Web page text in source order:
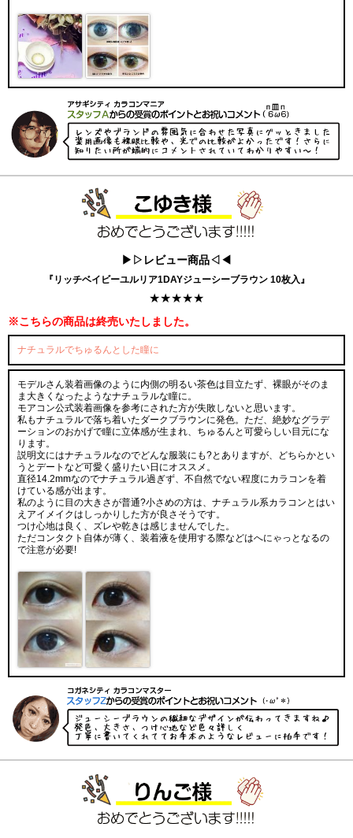
▶▷レビュー商品◁◀
『リッチベイビーユルリア1DAYジューシーブラウン 10枚入』
★★★★★
※こちらの商品は終売いたしました。
ナチュラルでちゅるんとした瞳に
モデルさん装着画像のように内側の明るい茶色は目立たず、裸眼がそのま
ま大きくなったようなナチュラルな瞳に。
モアコン公式装着画像を参考にされた方が失敗しないと思います。
私もナチュラルで落ち着いたダークブラウンに発色。ただ、絶妙なグラデ
ーションのおかげで瞳に立体感が生まれ、ちゅるんと可愛らしい目元にな
ります。
説明文にはナチュラルなのでどんな服装にも?とありますが、どちらかとい
うとデートなど可愛く盛りたい日にオススメ。
直径14.2mmなのでナチュラル過ぎず、不自然でない程度にカラコンを着
けている感が出ます。
私のように目の大きさが普通?小さめの方は、ナチュラル系カラコンとはい
えアイメイクはしっかりした方が良さそうです。
つけ心地は良く、ズレや乾きは感じませんでした。
ただコンタクト自体が薄く、装着液を使用する際などはへにゃっとなるの
で注意が必要!